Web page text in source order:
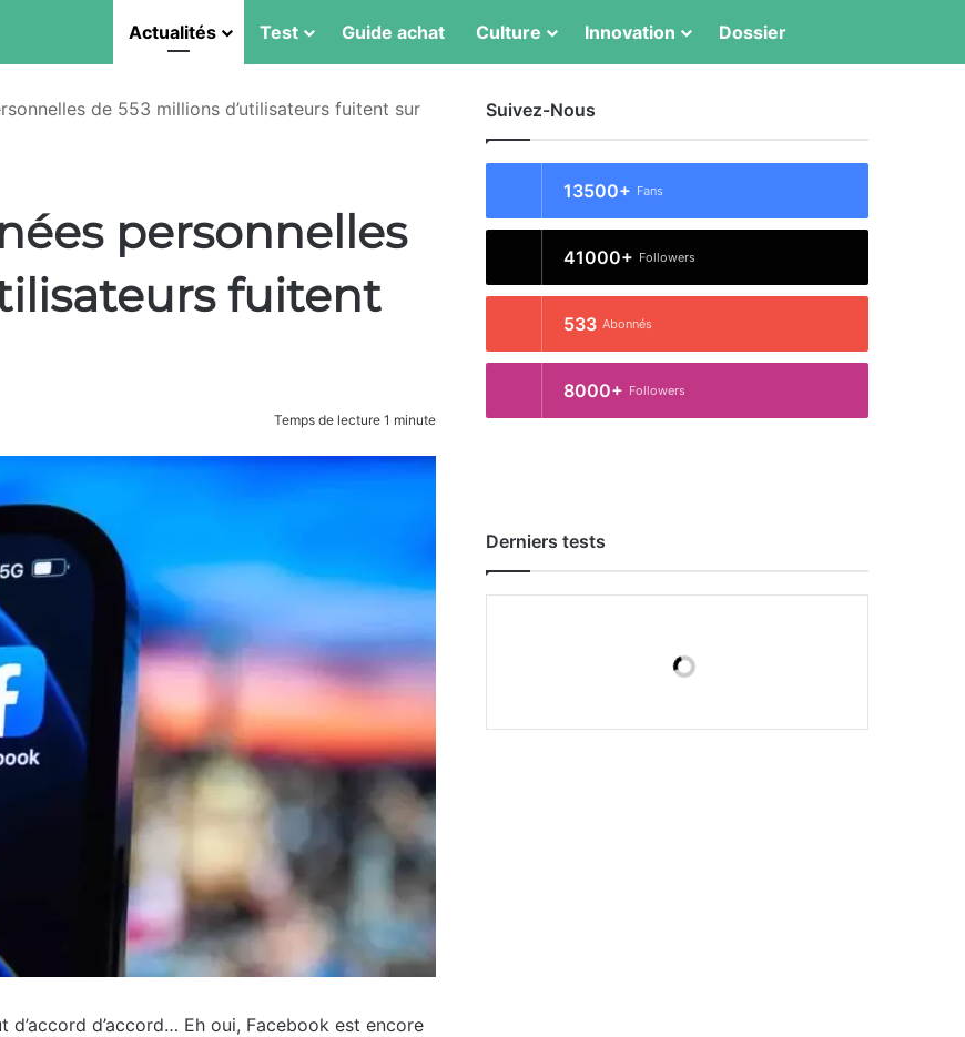
Actualités Test Guide achat Culture Innovation Dossier
de 553 millions d’utilisateurs fuitent sur
personnelles
fuitent
Temps de lecture 1 minute
d’accord… Eh oui, Facebook est encore
Suivez-Nous
13500+ Fans
41000+ Followers
533 Abonnés
8000+ Followers
Derniers tests